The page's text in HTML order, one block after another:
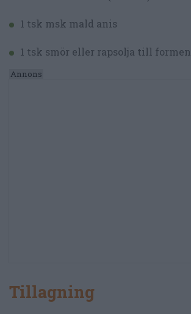
1 tsk msk mald anis
1 tsk smör eller rapsolja till formen
Tillagning